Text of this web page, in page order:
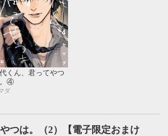
くん、君ってやつ
④
ダ
つは。（2）【電子限定おまけ